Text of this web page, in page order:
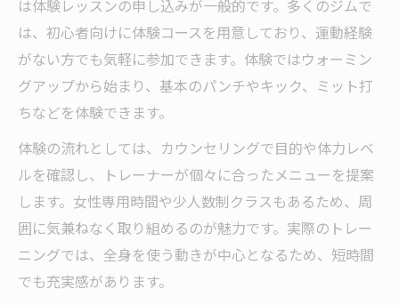
は
キックボクシング 太田 女性の健康サポート
全身を鍛えるキックボクシングの魅力
地元で選ぶキックボクシングの魅力とポイント
太田市の女性が通いやすいキックボクシン
グ施設
キックボクシング 群馬のジム選びのポイン
ト
女性歓迎のキックボクシング施設を賢く選
は体験レッスンの申し込みが一般的です。多くのジムで
は、初心者向けに体験コースを用意しており、運動経験
がない方でも気軽に参加できます。体験ではウォーミン
グアップから始まり、基本のパンチやキック、ミット打
ちなどを体験できます。
体験の流れとしては、カウンセリングで目的や体力レベ
ルを確認し、トレーナーが個々に合ったメニューを提案
します。女性専用時間や少人数制クラスもあるため、周
囲に気兼ねなく取り組めるのが魅力です。実際のトレー
ニングでは、全身を使う動きが中心となるため、短時間
でも充実感があります。